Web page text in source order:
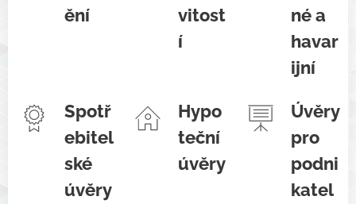
ění
vitost
í
né a
havar
ijní
Spotř
ebitel
ské
úvěry
Hypo
teční
úvěry
Úvěry
pro
podni
katel